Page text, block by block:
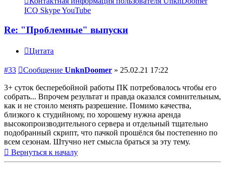
ICQ SkypeYouTube
Re: "Проблемные" выпуски
Цитата
#33 Сообщение UnknDoomer » 25.02.21 17:22
3+ суток бесперебойной работы ПК потребовалось чтобы его
собрать... Впрочем результат и правда оказался сомнительным,
как и не стоило менять разрешение. Помимо качества,
близкого к студийному, по хорошему нужна аренда
высокопроизводительного сервера и отдельный тщательно
подобранный скрипт, что пачкой прошёлся бы постепенно по
всем сезонам. Штучно нет смысла браться за эту тему.
Вернуться к началу